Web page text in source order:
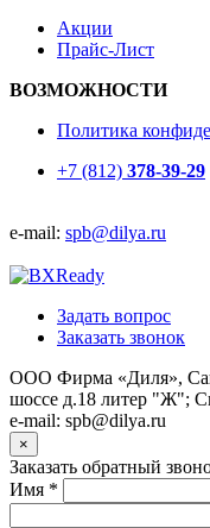
Акции
Прайс-Лист
ВОЗМОЖНОСТИ
Политика
+7 (812) 378-39-29
e-mail: spb@dilya.ru
Задать вопрос
Заказать звонок
ООО Фирма «Диля»,
шоссе д.18 литер "Ж";
e-mail: spb@dilya.ru
×
Заказать обратный
Имя *